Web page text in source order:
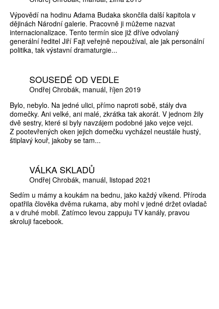
Výpovědí na hodinu Adama Budaka skončila další kapitola v
dějinách Národní galerie. Pracovně ji můžeme nazvat
internacionalizace. Tento termín sice již dříve odvolaný
generální ředitel Jiří Fajt veřejně nepoužíval, ale jak personální
politika, tak výstavní dramaturgie...
SOUSEDÉ OD VEDLE
Ondřej Chrobák manuál říjen 2019
Bylo, nebylo. Na jedné ulici, přímo naproti sobě, stály dva
domečky. Ani velké, ani malé, zkrátka tak akorát. V jednom žily
dvě sestry, které si byly navzájem podobné jako vejce vejci.
Z pootevřených oken jejich domečku vycházel neustále hustý,
štiplavý kouř, jakoby se tam...
VÁLKA SKLADŮ
Ondřej Chrobák manuál listopad 2021
Sedím u mámy a koukám na bednu, jako každý víkend. Příroda
opatřila člověka dvěma rukama, aby mohl v jedné držet ovladač
a v druhé mobil. Zatímco levou zappuju TV kanály, pravou
skroluji facebook.